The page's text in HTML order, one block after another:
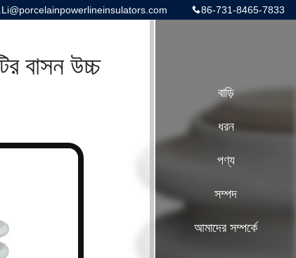
86-731-8465-7833
বাসন উচ্চ
বাড়ি
ধরন
পণ্য
সম্পদ
আমাদের সম্পর্কে